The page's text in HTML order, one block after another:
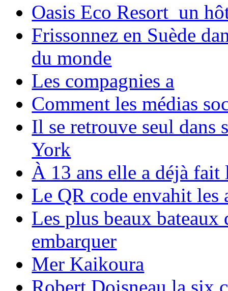
Oasis Eco Resort un
Frissonnez en Suède
du monde
Les compagnies a
Comment les médias
Il se retrouve seul dans
York
À 13 ans elle a déjà
Le QR code envahit les
Les plus beaux bateaux
embarquer
Mer Kaikoura
Robert Doisneau la six